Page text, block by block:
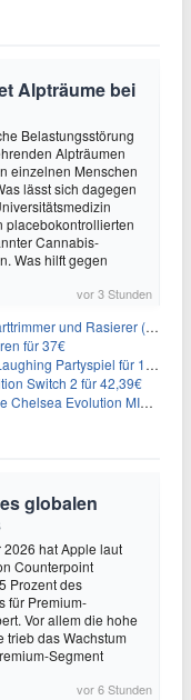
Alpträume bei
Belastungsstörung
Alpträumen
einzelnen Menschen
lässt sich dagegen
placebokontrollierten
Cannabis-
Was hilft gegen
vor 3 Stunden
Rasierer (All in One) für 16€
für 37€
Partyspiel für 14,04€
Switch 2 für 42,39€
Evolution MID 54L für 29,99€
globalen
hat Apple laut
Counterpoint
Prozent des
für Premium-
Vor allem die hohe
trieb das Wachstum
Segment
vor 6 Stunden